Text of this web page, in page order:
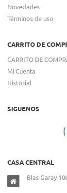
Novedades
Términos de uso
CARRITO DE
CARRITO DE
Mi Cuenta
Historial
SIGUENOS
CASA CENTRAL
Blas Garay